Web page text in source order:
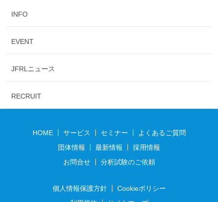
INFO
EVENT
JFRLニュース
RECRUIT
HOME サービス セミナー
よくあるご質問
団体情報
最新情報
採用情報
お問合せ
分析試験のご依頼
個人情報保護方針
Cookieポリシー